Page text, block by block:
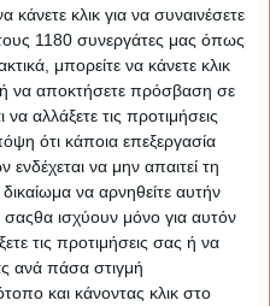
κλικ για να συναινέσετε
1180 συνεργάτες μας όπως
μπορείτε να κάνετε κλικ
ή να αποκτήσετε πρόσβαση σε
αλλάξετε τις προτιμήσεις
ότι κάποια επεξεργασία
να μην απαιτεί τη
να αρνηθείτε αυτήν
σαςθα ισχύουν μόνο για αυτόν
τις προτιμήσεις σας ή να
ανά πάσα στιγμή
και κάνοντας κλικ στο